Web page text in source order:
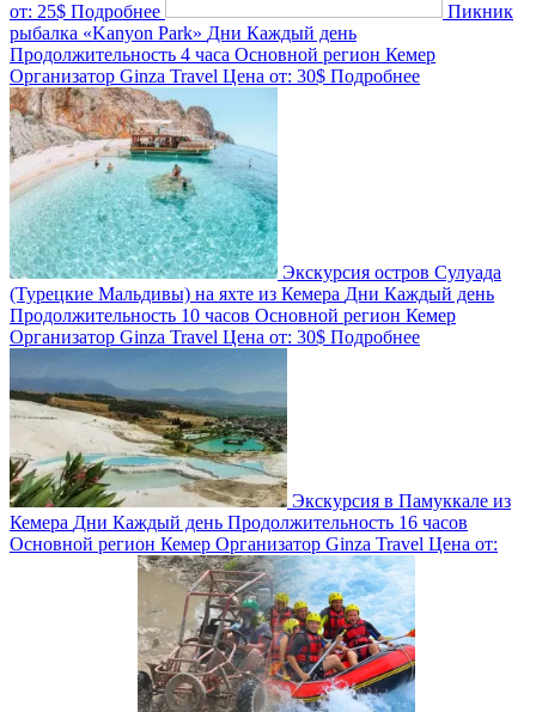
от: 25$ Подробнее
Пикник
рыбалка «Kanyon Park» Дни Каждый день
Продолжительность 4 часа Основной регион Кемер
Организатор Ginza Travel Цена от: 30$ Подробнее
Экскурсия остров Сулуада
(Турецкие Мальдивы) на яхте из Кемера Дни Каждый день
Продолжительность 10 часов Основной регион Кемер
Организатор Ginza Travel Цена от: 30$ Подробнее
Экскурсия в Памуккале из
Кемера Дни Каждый день Продолжительность 16 часов
Основной регион Кемер Организатор Ginza Travel Цена от: